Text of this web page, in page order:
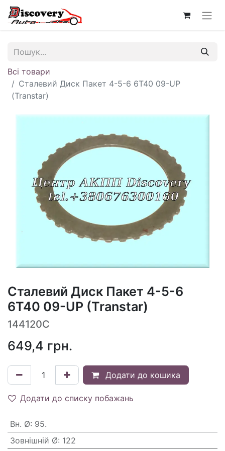
Всі товари
Сталевий Диск Пакет 4-5-6 6T40 09-UP
(Transtar)
Сталевий Диск Пакет 4-5-6
6T40 09-UP (Transtar)
144120C
649,4 грн.
Додати до кошика
Додати до списку побажань
Вн. Ø: 95.
Зовнішній Ø: 122